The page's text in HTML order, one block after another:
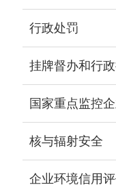
行政处罚
挂牌督办和行
国家重点监控
核与辐射安全
企业环境信用